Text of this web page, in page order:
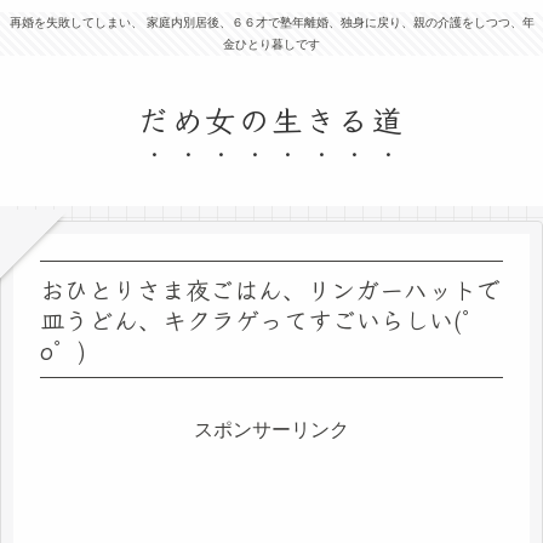
再婚を失敗してしまい、 家庭内別居後、６６才で塾年離婚、独身に戻り、親の介護をしつつ、年
金ひとり暮しです
だめ女の生きる道
おひとりさま夜ごはん、リンガーハットで
皿うどん、キクラゲってすごいらしい(゜
o゜)
スポンサーリンク